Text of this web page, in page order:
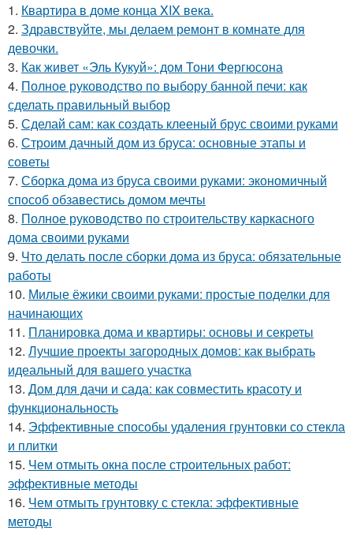
1. Квартира в доме конца XIX века.
2. Здравствуйте, мы делаем ремонт в комнате для
девочки.
3. Как живет «Эль Кукуй»: дом Тони Фергюсона
4. Полное руководство по выбору банной печи: как
сделать правильный выбор
5. Сделай сам: как создать клееный брус своими руками
6. Строим дачный дом из бруса: основные этапы и
советы
7. Сборка дома из бруса своими руками: экономичный
способ обзавестись домом мечты
8. Полное руководство по строительству каркасного
дома своими руками
9. Что делать после сборки дома из бруса: обязательные
работы
10. Милые ёжики своими руками: простые поделки для
начинающих
11. Планировка дома и квартиры: основы и секреты
12. Лучшие проекты загородных домов: как выбрать
идеальный для вашего участка
13. Дом для дачи и сада: как совместить красоту и
функциональность
14. Эффективные способы удаления грунтовки со стекла
и плитки
15. Чем отмыть окна после строительных работ:
эффективные методы
16. Чем отмыть грунтовку с стекла: эффективные
методы